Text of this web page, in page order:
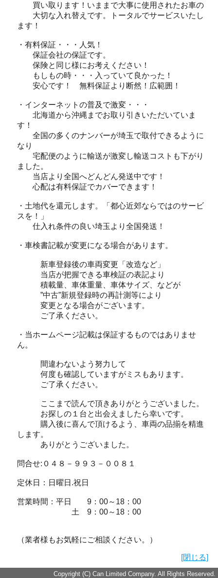
買い取ります！いままで大事に使用されたお車の
大切な入れ替えです。トータルでサービスいたし
ます！
・有料保証・・・人気！
保証会社の保証です。
保険と同じ様にお考えください！
もしもの時・・・入っていて良かった！
安心です！ 無料保証より断然！広範囲！
・インターネットの普及で激変・・・
北海道から沖縄までお取り引きいただいていま
す！
全国の多くのナンバーが埼玉で取付できるように
なり
宅配便のように輸送が激変し輸送コストも下がり
ました。
当店より全国へどんどん発送中です！
心配は有料保証でカバーできます！
・土地代を還元します。「都心近郊ならではのサービ
スを！」
仕入れ条件の良い埼玉より全国発送！
・車検書記載が変更になる場合があります。
新車登録後の車両変更「改造など」
当店が把握できる車検証の表記より
積載量、車体重量、車体サイズ、などが
”中古”新規登録時の再計測等により
変更となる場合がございます。
ご了承ください。
・当ホームページ記載は保証するものではありませ
ん。
間違わないよう努力して
何度も確認していますがミスもあります。
ご了承ください。
ここまで読んで頂きありがとうございました。
お探しの１台と出会えましたら幸いです。
購入後に喜んで頂けるよう、車両の品揃を精進
します。
ありがとうございました。
問合せ:０４８－９９３－００８１
定休日：日曜日.祝日
営業時間：平日 9：00～18：00
土 9：00～18：00
（業者様もお気軽にご相談ください。）
[閉じる]
Copyright (C) Can Limited Company. All Rights Reserved.